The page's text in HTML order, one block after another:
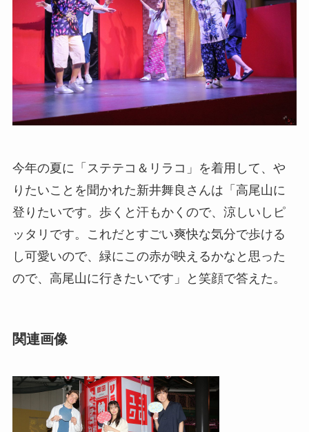
今年の夏に「ステテコ＆リラコ」を着用して、や
りたいことを聞かれた新井舞良さんは「高尾山に
登りたいです。歩くと汗もかくので、涼しいしピ
ッタリです。これだとすごい爽快な気分で歩ける
し可愛いので、緑にこの赤が映えるかなと思った
ので、高尾山に行きたいです」と笑顔で答えた。
関連画像